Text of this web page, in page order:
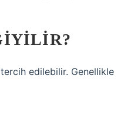
edilebilir. Genellikle